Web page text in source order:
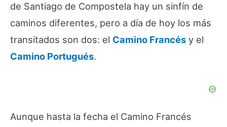
de Santiago de Compostela hay un sinfín de
caminos diferentes, pero a día de hoy los más
transitados son dos: el Camino Francés y el
Camino Portugués.
Aunque hasta la fecha el Camino Francés